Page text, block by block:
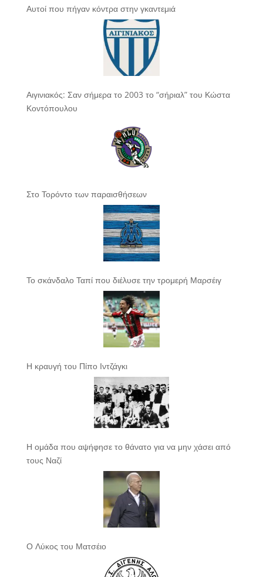
Αυτοί που πήγαν κόντρα στην γκαντεμιά
Αιγινιακός: Σαν σήμερα το 2003 το “σήριαλ” του Κώστα
Κοντόπουλου
Στο Τορόντο των παραισθήσεων
Το σκάνδαλο Ταπί που διέλυσε την τρομερή Μαρσέιγ
Η κραυγή του Πίπο Ιντζάγκι
Η ομάδα που αψήφησε το θάνατο για να μην χάσει από
τους Ναζί
Ο Λύκος του Ματσέιο